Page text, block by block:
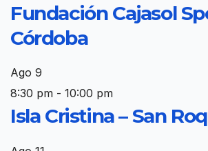
Fundación Cajasol
Córdoba
Ago 9
8:30 pm - 10:00 pm
Isla Cristina – San